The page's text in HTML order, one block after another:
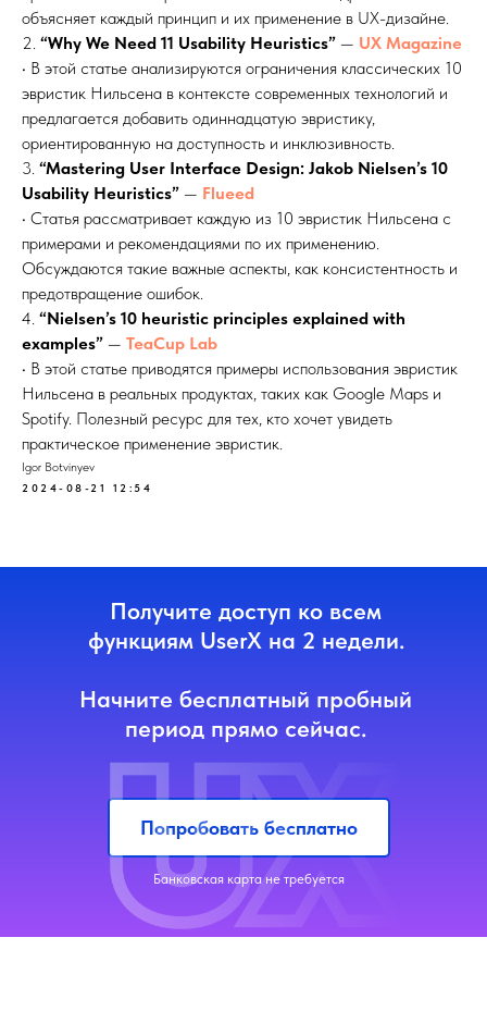
объясняет каждый принцип и их применение в UX-дизайне.
2. “Why We Need 11 Usability Heuristics” — UX Magazine
• В этой статье анализируются ограничения классических 10
эвристик Нильсена в контексте современных технологий и
предлагается добавить одиннадцатую эвристику,
ориентированную на доступность и инклюзивность.
3. “Mastering User Interface Design: Jakob Nielsen’s 10
Usability Heuristics” — Flueed
• Статья рассматривает каждую из 10 эвристик Нильсена с
примерами и рекомендациями по их применению.
Обсуждаются такие важные аспекты, как консистентность и
предотвращение ошибок.
4. “Nielsen’s 10 heuristic principles explained with
examples” — TeaCup Lab
• В этой статье приводятся примеры использования эвристик
Нильсена в реальных продуктах, таких как Google Maps и
Spotify. Полезный ресурс для тех, кто хочет увидеть
практическое применение эвристик.
Igor Botvinyev
2024-08-21 12:54
Получите доступ ко всем
функциям UserX на 2 недели.
Начните бесплатный пробный
период прямо сейчас.
Попробовать бесплатно
Банковская карта не требуется